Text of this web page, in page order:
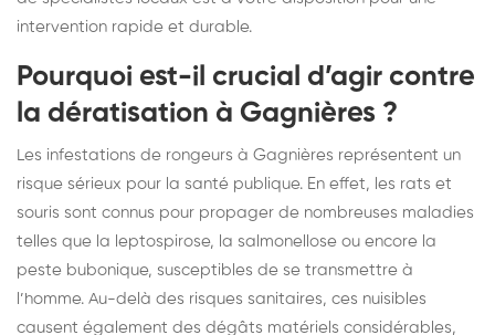
intervention rapide et durable.
Pourquoi est-il crucial d’agir contre
la dératisation à Gagnières ?
Les infestations de rongeurs à Gagnières représentent un
risque sérieux pour la santé publique. En effet, les rats et
souris sont connus pour propager de nombreuses maladies
telles que la leptospirose, la salmonellose ou encore la
peste bubonique, susceptibles de se transmettre à
l’homme. Au-delà des risques sanitaires, ces nuisibles
causent également des dégâts matériels considérables,